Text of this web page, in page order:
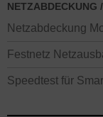
NETZABDECKUNG
Netzabdeckung
Festnetz
Speedtest für